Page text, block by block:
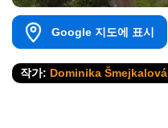
Google 지도에 표시
작가: Dominika Šmejkalová